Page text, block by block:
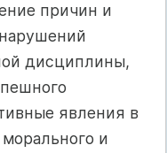
причин и
дисциплины,
явления в
и